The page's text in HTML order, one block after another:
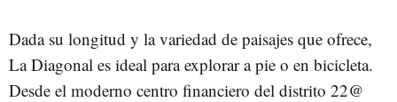
Dada su longitud y la variedad de paisajes que ofrece,
La Diagonal es ideal para explorar a pie o en bicicleta.
Desde el moderno centro financiero del distrito 22@